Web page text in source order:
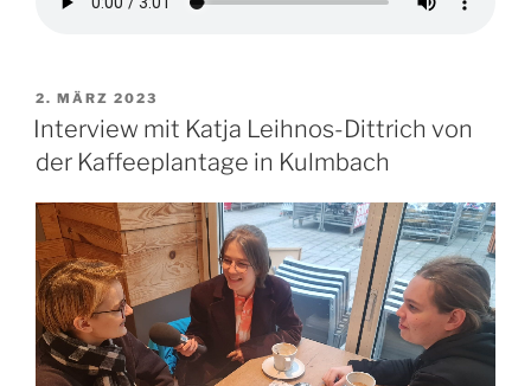
VERÖFFENTLICHT
AM
2. MÄRZ 2023
Interview mit Katja Leihnos-Dittrich von
der Kaffeeplantage in Kulmbach